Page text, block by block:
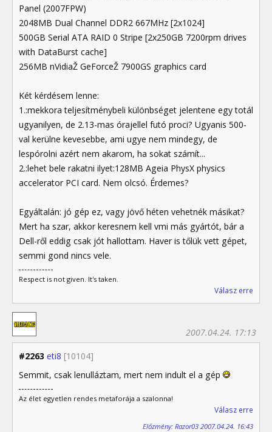
Panel (2007FPW)
2048MB Dual Channel DDR2 667MHz [2x1024]
500GB Serial ATA RAID 0 Stripe [2x250GB 7200rpm drives
with DataBurst cache]
256MB nVidiaŽ GeForceŽ 7900GS graphics card
Két kérdésem lenne:
1.:mekkora teljesítménybeli különbséget jelentene egy totál
ugyanilyen, de 2.13-mas órajellel futó proci? Ugyanis 500-
val kerülne kevesebbe, ami ugye nem mindegy, de
lespórolni azért nem akarom, ha sokat számít...
2.:lehet bele rakatni ilyet:128MB Ageia PhysX physics
accelerator PCI card. Nem olcsó. Érdemes?
Egyáltalán: jó gép ez, vagy jövő héten vehetnék másikat?
Mert ha szar, akkor keresnem kell vmi más gyártót, bár a
Dell-ről eddig csak jót hallottam. Haver is tőlük vett gépet,
semmi gond nincs vele.
Respect is not given. It's taken.
Válasz erre
#2263 eti8 [10104]
2007.04.24. 17:13
Semmit, csak lenulláztam, mert nem indult el a gép
Az élet egyetlen rendes metaforája a szalonna!
Válasz erre
Előzmény: Razor03 2007.04.24. 16:43